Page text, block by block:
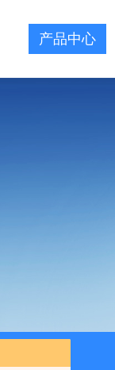
产品中心